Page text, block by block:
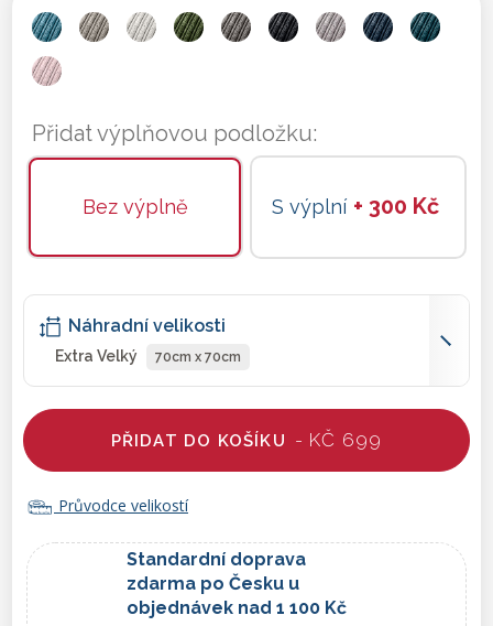
Přidat výplňovou podložku:
Bez výplně S výplní + 300 Kč
Náhradní velikosti
Extra Velký 70cm x 70cm
PŘIDAT DO KOŠÍKU - KČ 699
Průvodce velikostí
Standardní doprava
zdarma po Česku u
objednávek nad 1 100 Kč